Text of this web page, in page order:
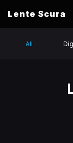
Lente Scura
All